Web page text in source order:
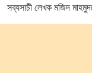
সব্যসাচী লেখক মজিদ